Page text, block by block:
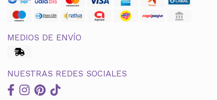
MEDIOS DE ENVÍO
NUESTRAS REDES SOCIALES